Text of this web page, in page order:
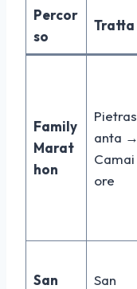
Percor
so
Tratta
Family
Marat
hon
Pietras
anta →
Camai
ore
San
San